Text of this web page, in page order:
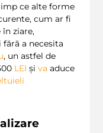
ce alte forme
cum ar fi
ziare,
a necesita
, un astfel de
LEI și va aduce